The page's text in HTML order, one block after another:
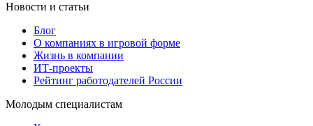
Новости и статьи
Блог
О компаниях в игровой форме
Жизнь в компании
ИТ-проекты
Рейтинг работодателей России
Молодым специалистам